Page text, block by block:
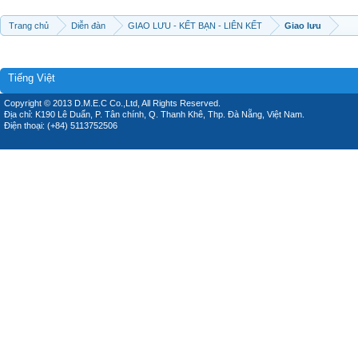
Trang chủ Diễn đàn GIAO LƯU - KẾT BẠN - LIÊN KẾT Giao lưu
Tiếng Việt
Copyright © 2013 D.M.E.C Co.,Ltd, All Rights Reserved.
Địa chỉ: K190 Lê Duẩn, P. Tân chính, Q. Thanh Khê, Thp. Đà Nẵng, Việt Nam.
Điện thoại: (+84) 5113752506